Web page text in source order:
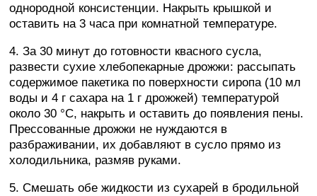
однородной консистенции. Накрыть крышкой и
оставить на 3 часа при комнатной температуре.
4. За 30 минут до готовности квасного сусла,
развести сухие хлебопекарные дрожжи: рассыпать
содержимое пакетика по поверхности сиропа (10 мл
воды и 4 г сахара на 1 г дрожжей) температурой
около 30 °C, накрыть и оставить до появления пены.
Прессованные дрожжи не нуждаются в
разбраживании, их добавляют в сусло прямо из
холодильника, размяв руками.
5. Смешать обе жидкости из сухарей в бродильной